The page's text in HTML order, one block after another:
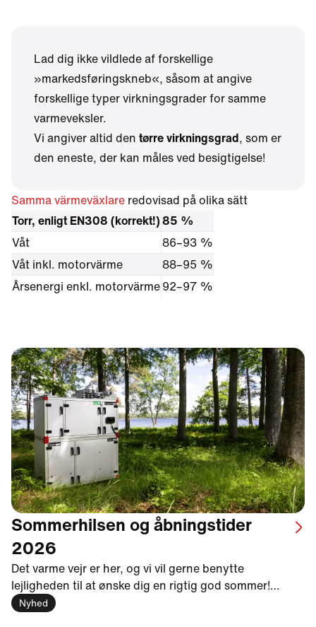
Lad dig ikke vildlede af forskellige
»markedsføringskneb«, såsom at angive
forskellige typer virkningsgrader for samme
varmeveksler.
Vi angiver altid den tørre virkningsgrad, som er
den eneste, der kan måles ved besigtigelse!
Samma värmeväxlare redovisad på olika sätt
Torr, enligt EN308 (korrekt!)85 %
Våt
86–93 %
Våt inkl. motorvärme
88–95 %
Årsenergi enkl. motorvärme92–97 %
Sommerhilsen og åbningstider
2026
Det varme vejr er her, og vi vil gerne benytte
lejligheden til at ønske dig en rigtig god sommer!
Foråret har budt på mange spændende nyheder, ikke
Nyhed